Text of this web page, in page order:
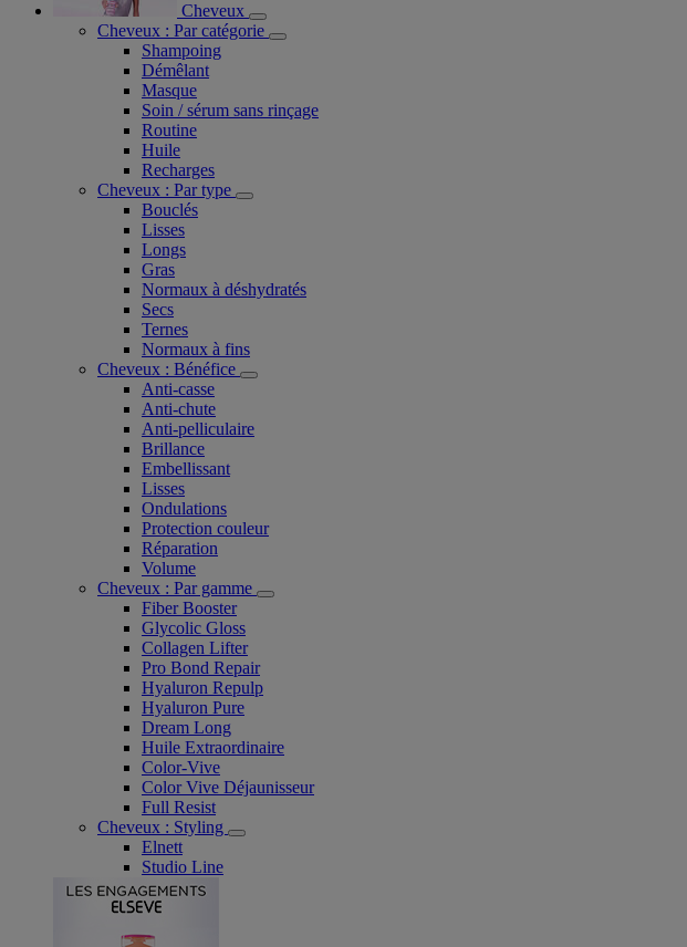
Cheveux
Cheveux : Par catégorie
Shampoing
Démêlant
Masque
Soin / sérum sans rinçage
Routine
Huile
Recharges
Cheveux : Par type
Bouclés
Lisses
Longs
Gras
Normaux à déshydratés
Secs
Ternes
Normaux à fins
Cheveux : Bénéfice
Anti-casse
Anti-chute
Anti-pelliculaire​
Brillance
Embellissant
Lisses
Ondulations
Protection couleur​
Réparation
Volume
Cheveux : Par gamme
Fiber Booster
Glycolic Gloss
Collagen Lifter
Pro Bond Repair
Hyaluron Repulp
Hyaluron Pure
Dream Long
Huile Extraordinaire
Color-Vive
Color Vive Déjaunisseur
Full Resist
Cheveux : Styling
Elnett
Studio Line